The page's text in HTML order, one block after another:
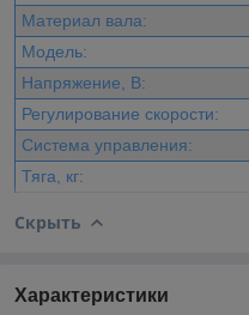
Материал вала:
Модель:
Напряжение, В:
Регулирование скорости:
Система управления:
Тяга, кг:
Скрыть
Характеристики